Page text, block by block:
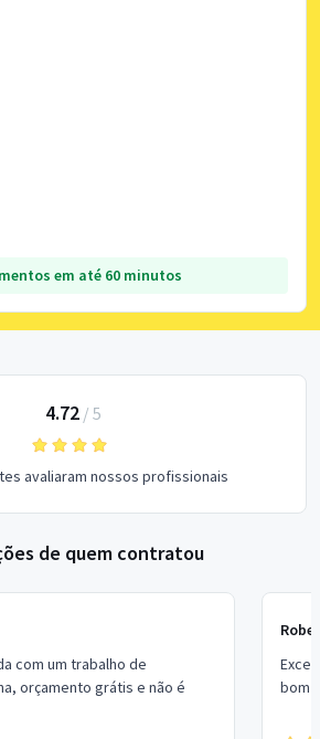
em até 60 minutos
4.72/ 5
avaliaram nossos profissionais
de quem contratou
com um trabalho de
orçamento grátis e não é
bom